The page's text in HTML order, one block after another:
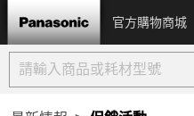
官方購物商城